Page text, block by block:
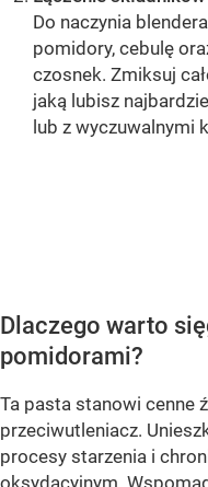
Do naczynia
pomidory, cebulę
czosnek. Zmiksuj
jaką lubisz
lub z wyczuwalnymi
Dlaczego warto
pomidorami?
Ta pasta stanowi cenne
przeciwutleniacz.
procesy starzenia i